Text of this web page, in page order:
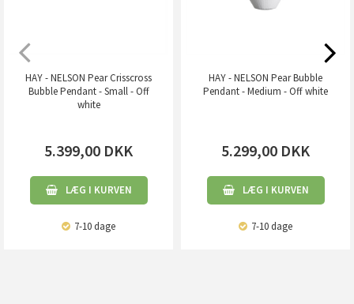
HAY - NELSON Pear Crisscross
Bubble Pendant - Small - Off
white
5.399,00 DKK
LÆG I KURVEN
7-10 dage
HAY - NELSON Pear Bubble
Pendant - Medium - Off white
5.299,00 DKK
LÆG I KURVEN
7-10 dage